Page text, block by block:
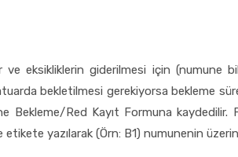
ve eksikliklerin giderilmesi için
bekletilmesi gerekiyorsa bekleme
Bekleme/Red Kayıt Formuna
yazılarak (Örn: B1) numunenin